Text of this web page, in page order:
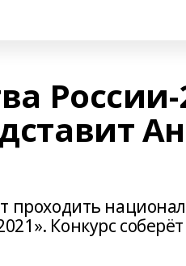
России-
проходить
Конкурс